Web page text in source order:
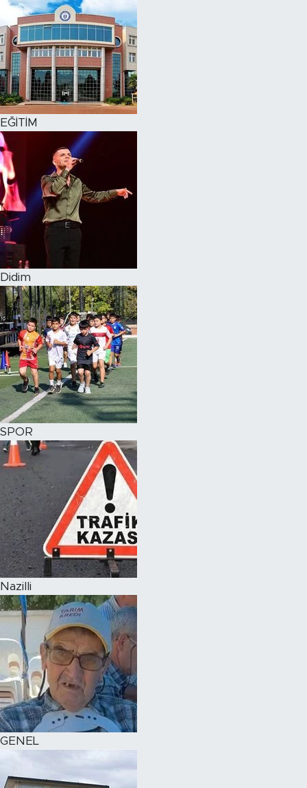
EĞİTİM
Didim
SPOR
Nazilli
GENEL